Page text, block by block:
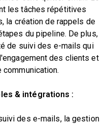
les tâches répétitives
la création de rappels de
du pipeline. De plus,
de suivi des e-mails qui
des clients et
& intégrations :
des e-mails, la gestion